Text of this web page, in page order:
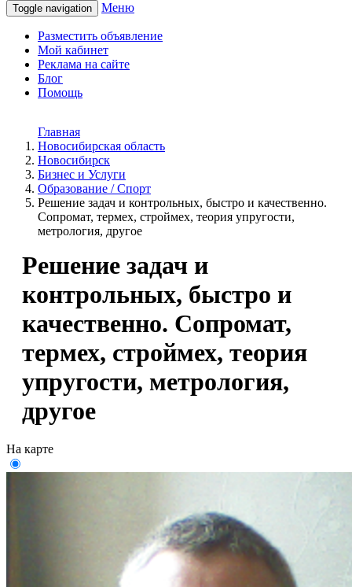
Toggle navigation
Меню
Разместить объявление
Мой кабинет
Реклама на сайте
Блог
Помощь
Главная
Новосибирская область
Новосибирск
Бизнес и Услуги
Образование / Спорт
Решение задач и контрольных, быстро и качественно.
Сопромат, термех, строймех, теория упругости,
метрология, другое
Решение задач и
контрольных, быстро и
качественно. Сопромат,
термех, строймех, теория
упругости, метрология,
другое
На карте